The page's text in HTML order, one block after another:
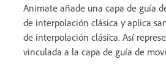
Animate añade una capa de guía
de interpolación clásica y aplica
de interpolación clásica. Así
vinculada a la capa de guía de